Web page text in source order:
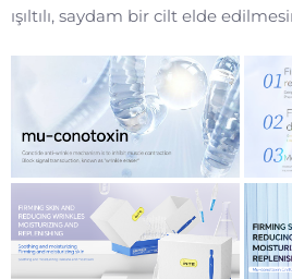
ışıltılı, saydam bir cilt elde